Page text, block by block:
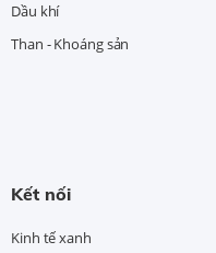
Dầu khí
Than - Khoáng sản
Kết nối
Kinh tế xanh